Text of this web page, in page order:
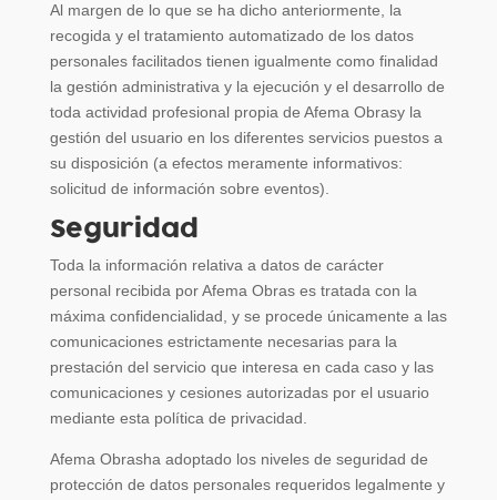
Al margen de lo que se ha dicho anteriormente, la
recogida y el tratamiento automatizado de los datos
personales facilitados tienen igualmente como finalidad
la gestión administrativa y la ejecución y el desarrollo de
toda actividad profesional propia de Afema Obrasy la
gestión del usuario en los diferentes servicios puestos a
su disposición (a efectos meramente informativos:
solicitud de información sobre eventos).
Seguridad
Toda la información relativa a datos de carácter
personal recibida por Afema Obras es tratada con la
máxima confidencialidad, y se procede únicamente a las
comunicaciones estrictamente necesarias para la
prestación del servicio que interesa en cada caso y las
comunicaciones y cesiones autorizadas por el usuario
mediante esta política de privacidad.
Afema Obrasha adoptado los niveles de seguridad de
protección de datos personales requeridos legalmente y